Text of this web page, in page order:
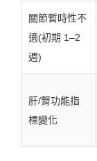
關節暫時性不
適(初期 1–2
週)
肝/腎功能指
標變化